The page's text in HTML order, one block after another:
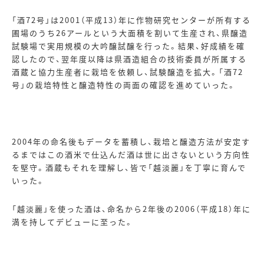
「酒72号」は2001 （平成13）年に作物研究センターが所有する
圃場のうち 26アールという大面積を割いて生産され、県醸造
試験場で実用規模の大吟醸試醸を行った。結果、好成績を確
認したので、翌年度以降は県酒造組合の技術委員が所属する
酒蔵と協力生産者に栽培を依頼し、試験醸造を拡大。「酒72
号」の栽培特性と醸造特性の両面の確認を進めていった。
2004年の命名後もデータを蓄積し、栽培と醸造方法が安定す
るまではこの酒米で仕込んだ酒は世に出さないという方向性
を堅守。酒蔵もそれを理解し、皆で「越淡麗」を丁寧に育んで
いった。
「越淡麗」を使った酒は、命名から 2年後の2006 （平成18）年に
満を持してデビューに至った。